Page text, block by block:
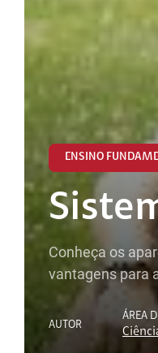
ENSINO
Conheça os
vantagens para
AUTOR
ÁREA